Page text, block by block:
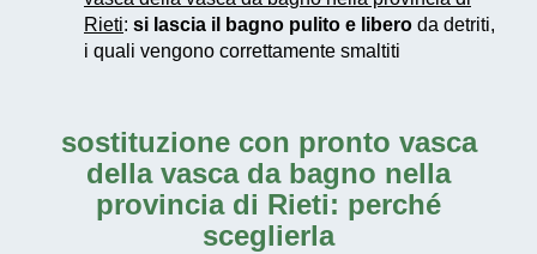
Rieti: si lascia il bagno pulito e libero da detriti,
i quali vengono correttamente smaltiti
sostituzione con pronto vasca
della vasca da bagno nella
provincia di Rieti: perché
sceglierla